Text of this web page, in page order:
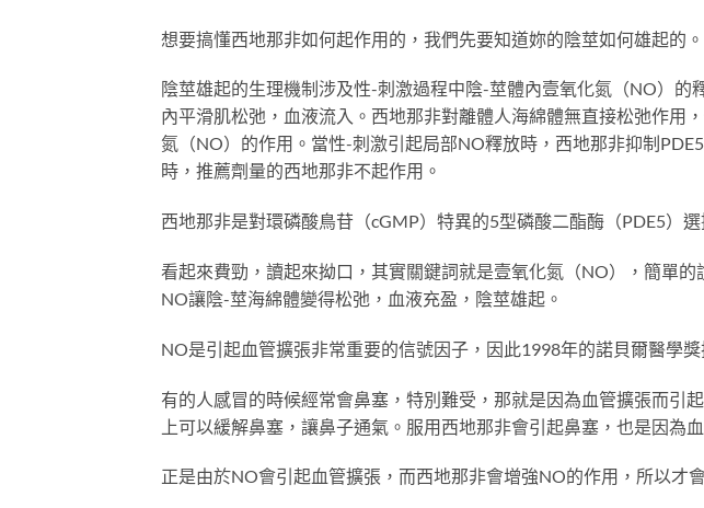
想要搞懂西地那非如何起作用的，我們先要知道妳的陰莖如何雄起的。
陰莖雄起的生理機制涉及性-刺激過程中陰-莖體內壹氧化氮（NO）
內平滑肌松弛，血液流入。西地那非對離體人海綿體無直接松弛作用
氮（NO）的作用。當性-刺激引起局部NO釋放時，西地那非抑制
時，推薦劑量的西地那非不起作用。
西地那非是對環磷酸鳥苷（cGMP）特異的5型磷酸二酯酶（PDE5）選
看起來費勁，讀起來拗口，其實關鍵詞就是壹氧化氮（NO），簡單
NO讓陰-莖海綿體變得松弛，血液充盈，陰莖雄起。
NO是引起血管擴張非常重要的信號因子，因此1998年的諾貝爾醫學獎
有的人感冒的時候經常會鼻塞，特別難受，那就是因為血管擴張而引
上可以緩解鼻塞，讓鼻子通氣。服用西地那非會引起鼻塞，也是因為
正是由於NO會引起血管擴張，而西地那非會增強NO的作用，所以才